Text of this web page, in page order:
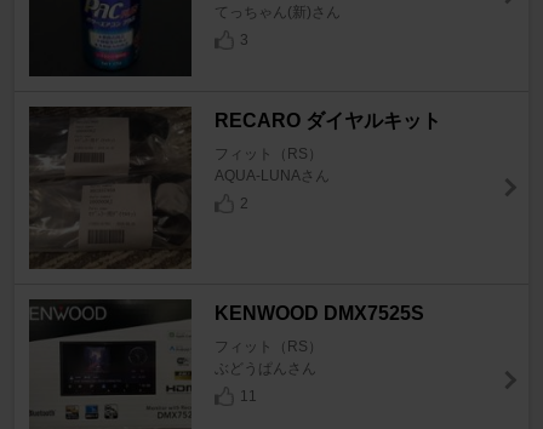
てっちゃん(新)さん
3
RECARO ダイヤルキット
フィット（RS）
AQUA-LUNAさん
2
KENWOOD DMX7525S
フィット（RS）
ぶどうぱんさん
11